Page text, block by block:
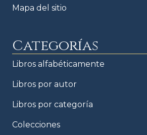
Mapa del sitio
Categorías
Libros alfabéticamente
Libros por autor
Libros por categoría
Colecciones